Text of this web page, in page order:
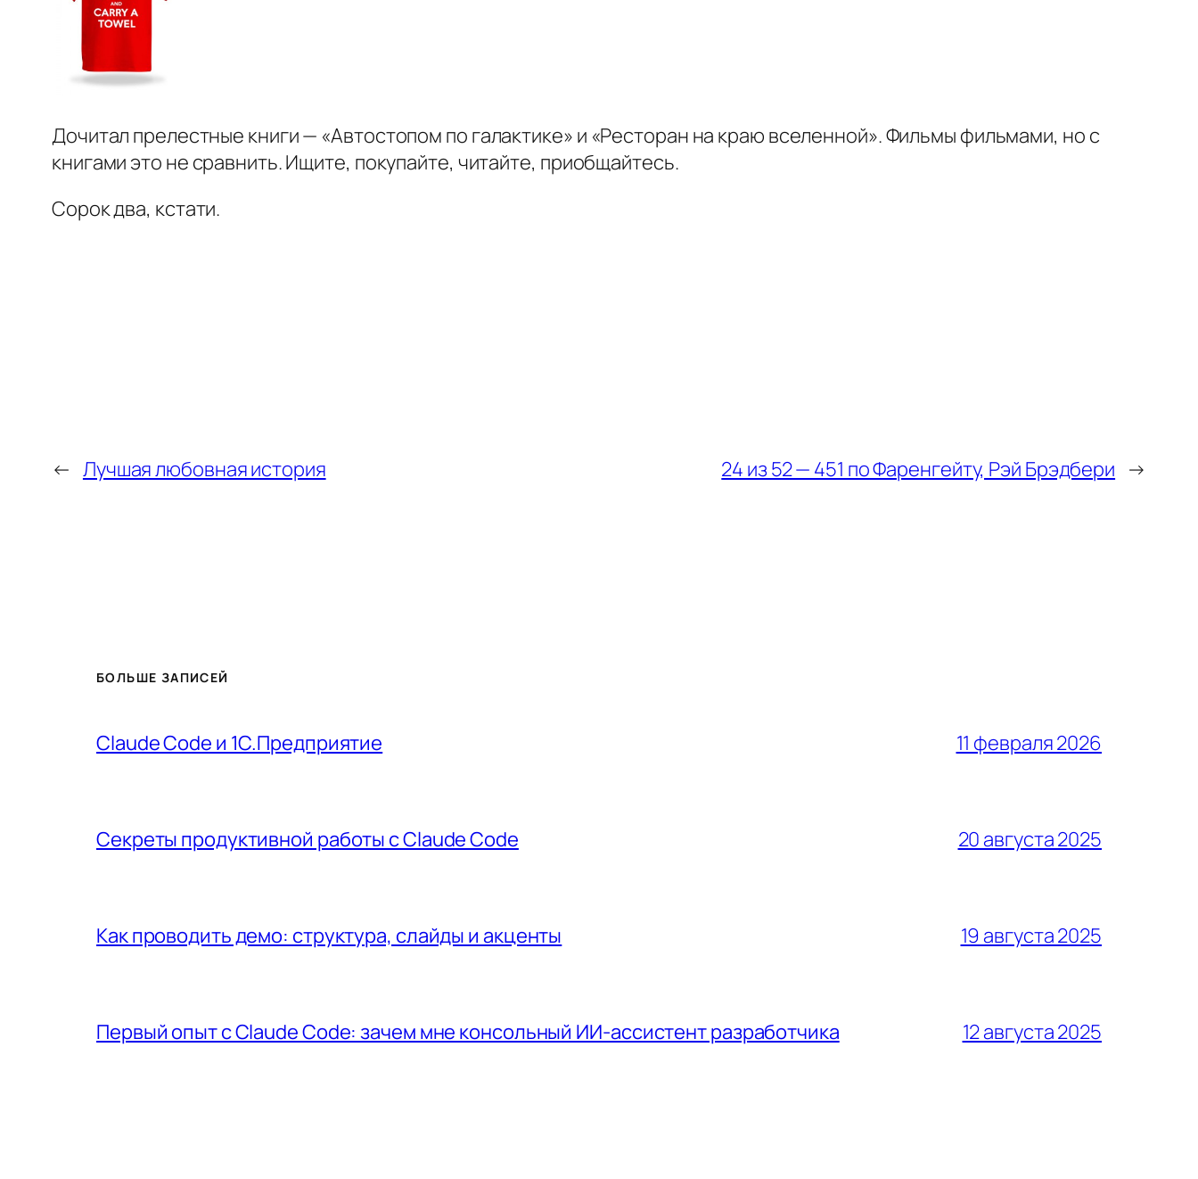
Дочитал прелестные книги — «Автостопом по галактике» и «Ресторан на краю вселенной». Фильмы фильмами, но с
книгами это не сравнить. Ищите, покупайте, читайте, приобщайтесь.
Сорок два, кстати.
← Лучшая любовная история 24 из 52 — 451 по Фаренгейту, Рэй Брэдбери →
БОЛЬШЕ ЗАПИСЕЙ
Claude Code и 1С.Предприятие 11 февраля 2026
Секреты продуктивной работы с Claude Code 20 августа 2025
Как проводить демо: структура, слайды и акценты 19 августа 2025
Первый опыт с Claude Code: зачем мне консольный ИИ-ассистент разработчика 12 августа 2025